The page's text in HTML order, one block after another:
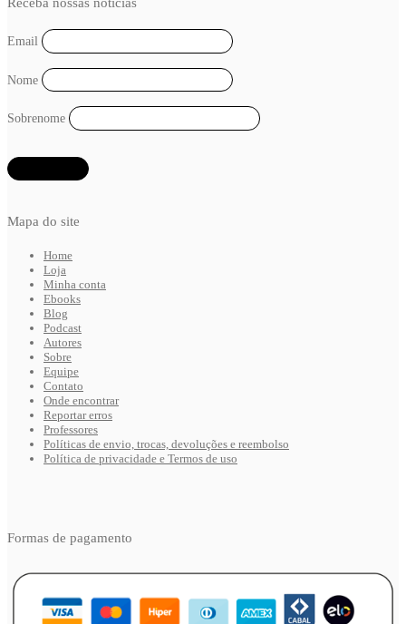
Mapa do site
Home
Loja
Minha conta
Ebooks
Blog
Podcast
Autores
Sobre
Equipe
Contato
Onde encontrar
Reportar erros
Professores
Políticas de envio, trocas, devoluções e reembolso
Política de privacidade e Termos de uso
Email
Nome
Sobrenome
Formas de pagamento